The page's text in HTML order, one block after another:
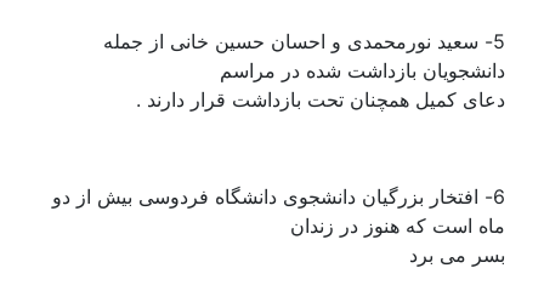
5- سعید نورمحمدی و احسان حسین خانی از جمله
دانشجویان بازداشت شده در مراسم
دعای کمیل همچنان تحت بازداشت قرار دارند .
6- افتخار بزرگیان دانشجوی دانشگاه فردوسی بیش از دو
ماه است که هنوز در زندان
بسر می برد